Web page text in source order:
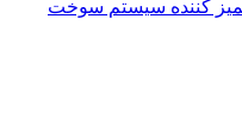
کننده سیستم سوخت